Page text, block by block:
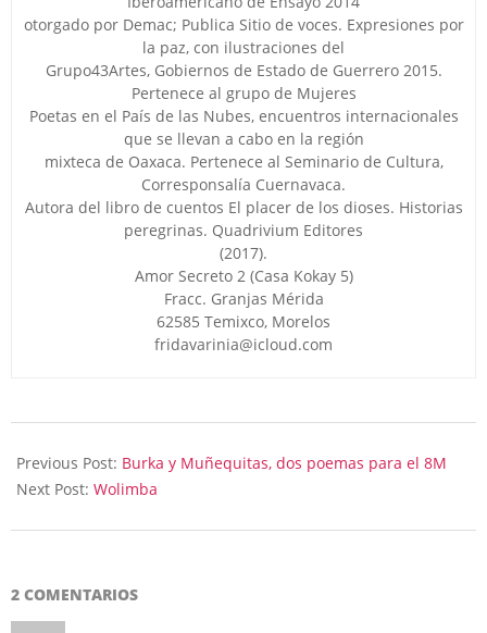
otorgado por Demac; Publica Sitio de voces. Expresiones por
la paz, con ilustraciones del
Grupo43Artes, Gobiernos de Estado de Guerrero 2015.
Pertenece al grupo de Mujeres
Poetas en el País de las Nubes, encuentros internacionales
que se llevan a cabo en la región
mixteca de Oaxaca. Pertenece al Seminario de Cultura,
Corresponsalía Cuernavaca.
Autora del libro de cuentos El placer de los dioses. Historias
peregrinas. Quadrivium Editores
(2017).
Amor Secreto 2 (Casa Kokay 5)
Fracc. Granjas Mérida
62585 Temixco, Morelos
fridavarinia@icloud.com
03-
08
Previous Post: Burka y Muñequitas, dos poemas para el 8M
Next Post: Wolimba
2 COMENTARIOS